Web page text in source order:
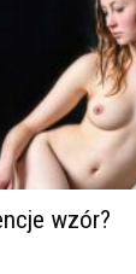
wzór?